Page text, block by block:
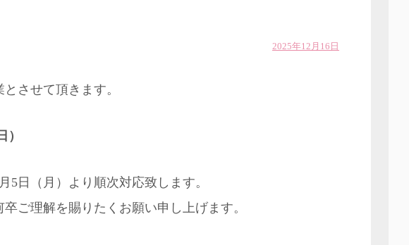
2025年12月16日
させて頂きます。
日（月）より順次対応致します。
ご理解を賜りたくお願い申し上げます。